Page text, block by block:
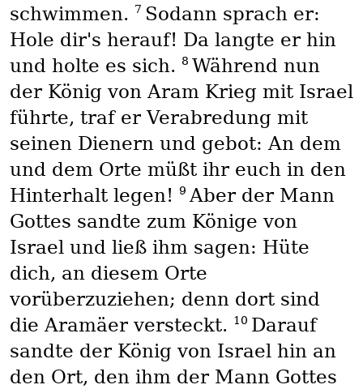
schwimmen. 7 Sodann sprach er:
Hole dir's herauf! Da langte er hin
und holte es sich. 8 Während nun
der König von Aram Krieg mit Israel
führte, traf er Verabredung mit
seinen Dienern und gebot: An dem
und dem Orte müßt ihr euch in den
Hinterhalt legen!
9 Aber der Mann
Gottes sandte zum Könige von
Israel und ließ ihm sagen: Hüte
dich, an diesem Orte
vorüberzuziehen; denn dort sind
die Aramäer versteckt. 10 Darauf
sandte der König von Israel hin an
den Ort, den ihm der Mann Gottes